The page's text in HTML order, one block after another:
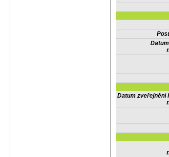
Datum zveřejnění